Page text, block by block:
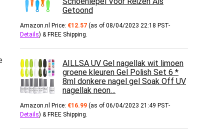
Getoond
Amazon.nl Price: €12.57 (as of 08/04/2023 22:18 PST-
Details) & FREE Shipping.
AILLSA UV Gel nagellak wit limoen
groene kleuren Gel Polish Set 6 *
8ml donkere nagel gel Soak Off UV
nagellak neon…
Amazon.nl Price: €16.99 (as of 06/04/2023 21:49 PST-
Details) & FREE Shipping.